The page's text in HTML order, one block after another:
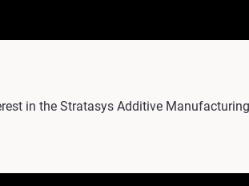
in the Stratasys Additive